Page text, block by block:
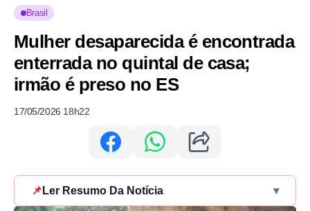
Brasil
Mulher desaparecida é encontrada
enterrada no quintal de casa;
irmão é preso no ES
17/05/2026 18h22
📌 Ler Resumo Da Notícia ▾